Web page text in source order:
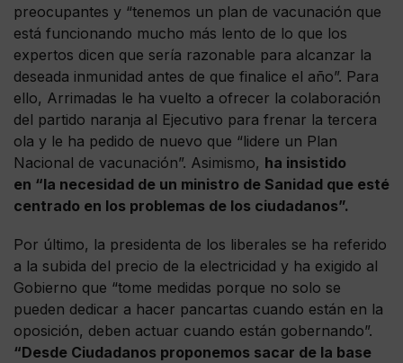
preocupantes y “tenemos un plan de vacunación que
está funcionando mucho más lento de lo que los
expertos dicen que sería razonable para alcanzar la
deseada inmunidad antes de que finalice el año”. Para
ello, Arrimadas le ha vuelto a ofrecer la colaboración
del partido naranja al Ejecutivo para frenar la tercera
ola y le ha pedido de nuevo que “lidere un Plan
Nacional de vacunación”. Asimismo, ha insistido
en “la necesidad de un ministro de Sanidad que esté
centrado en los problemas de los ciudadanos”.
Por último, la presidenta de los liberales se ha referido
a la subida del precio de la electricidad y ha exigido al
Gobierno que “tome medidas porque no solo se
pueden dedicar a hacer pancartas cuando están en la
oposición, deben actuar cuando están gobernando”.
“Desde Ciudadanos proponemos sacar de la base